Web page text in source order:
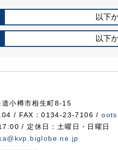
以下
以下
小樽市相生町8-15
/ FAX：0134-23-7106 /
/ 定休日：土曜日・日曜日